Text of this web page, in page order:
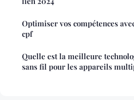
Optimiser vos compétences
cpf
Quelle est la meilleure
sans fil pour les appareils